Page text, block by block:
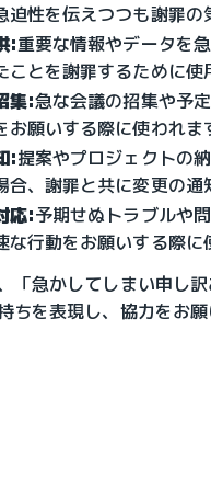
迫性を伝えつつも謝罪の
:重要な情報やデータを
ことを謝罪するために使
集:急な会議の招集や予
お願いする際に使われま
:提案やプロジェクトの
、謝罪と共に変更の通
応:予期せぬトラブルや
な行動をお願いする際に
「急かしてしまい申し
ちを表現し、協力をお願